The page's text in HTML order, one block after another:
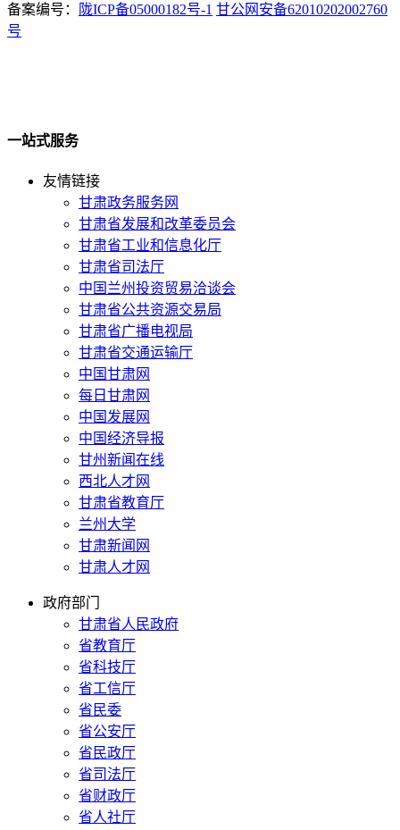
备案编号： 陇ICP备05000182号-1 甘公网安备62010202002760
号
一站式服务
友情链接
甘肃政务服务网
甘肃省发展和改革委员会
甘肃省工业和信息化厅
甘肃省司法厅
中国兰州投资贸易洽谈会
甘肃省公共资源交易局
甘肃省广播电视局
甘肃省交通运输厅
中国甘肃网
每日甘肃网
中国发展网
中国经济导报
甘州新闻在线
西北人才网
甘肃省教育厅
兰州大学
甘肃新闻网
甘肃人才网
政府部门
甘肃省人民政府
省教育厅
省科技厅
省工信厅
省民委
省公安厅
省民政厅
省司法厅
省财政厅
省人社厅